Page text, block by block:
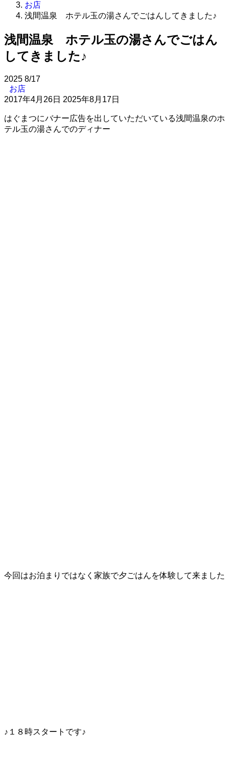
お店
浅間温泉 ホテル玉の湯さんでごはんしてきました♪
浅間温泉 ホテル玉の湯さんでごはん
してきました♪
2025 8/17
お店
2017年4月26日 2025年8月17日
はぐまつにバナー広告を出していただいている浅間温泉のホ
テル玉の湯さんでのディナー
今回はお泊まりではなく家族で夕ごはんを体験して来ました
♪１８時スタートです♪